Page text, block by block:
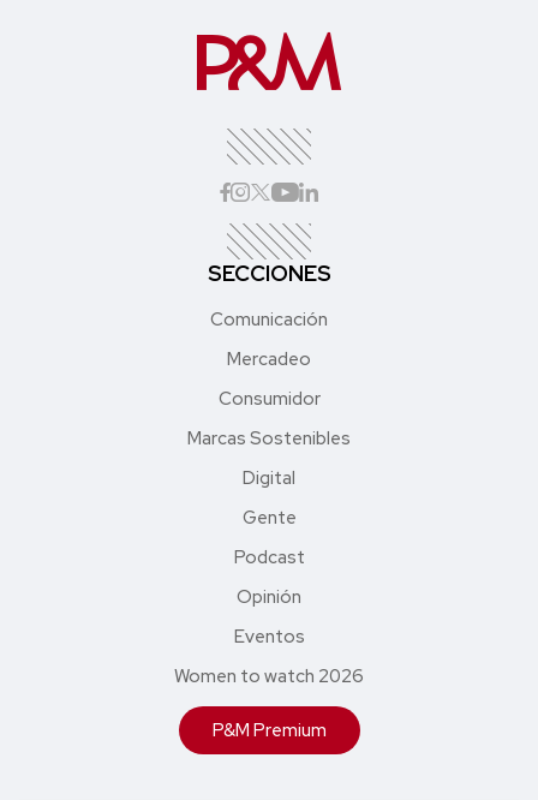
SECCIONES
Comunicación
Mercadeo
Consumidor
Marcas Sostenibles
Digital
Gente
Podcast
Opinión
Eventos
Women to watch 2026
P&M Premium